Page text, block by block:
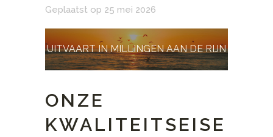
Geplaatst op 25 mei 2026
UITVAART IN MILLINGEN AAN DE RIJN
ONZE
KWALITEITSEISE